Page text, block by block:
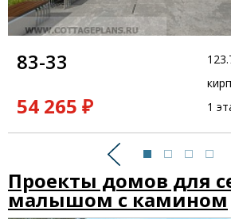
Предыдущий
83-33
54 265 ₽
1
Проекты домов для
малышом с камином